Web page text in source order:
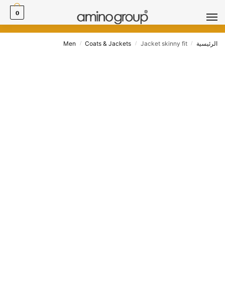
0
الرئيسية /
Men / Coats & Jackets / Jacket skinny fit